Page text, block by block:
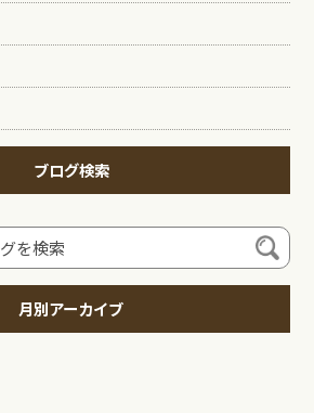
ブログ検索
月別アーカイブ